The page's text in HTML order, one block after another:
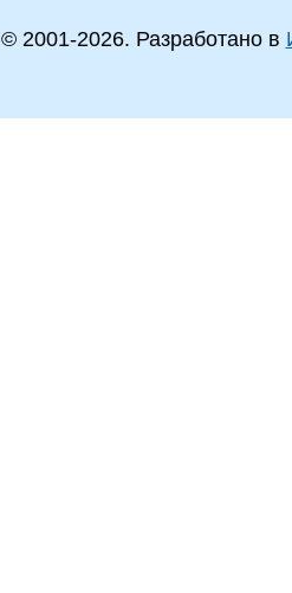
© 2001-2026. Разработано в